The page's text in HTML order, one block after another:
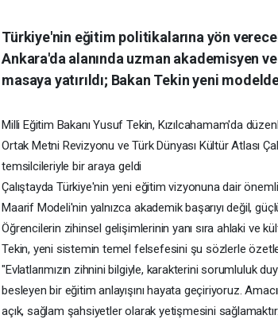
Türkiye'nin eğitim politikalarına yön
Ankara'da alanında uzman akademisyen
masaya yatırıldı; Bakan Tekin yeni
Milli Eğitim Bakanı Yusuf Tekin, Kızılcahamam'da
Ortak Metni Revizyonu ve Türk Dünyası Kültür Atlası
temsilcileriyle bir araya geldi
Çalıştayda Türkiye'nin yeni eğitim vizyonuna dair
Maarif Modeli'nin yalnızca akademik başarıyı değil,
Öğrencilerin zihinsel gelişimlerinin yanı sıra ahlaki ve
Tekin, yeni sistemin temel felsefesini şu sözlerle
"Evlatlarımızın zihnini bilgiyle, karakterini sorumluluk
besleyen bir eğitim anlayışını hayata geçiriyoruz.
açık, sağlam şahsiyetler olarak yetişmesini